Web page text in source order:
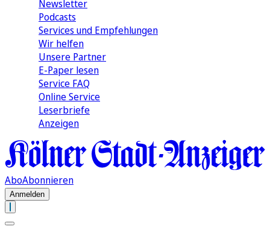
Newsletter
Podcasts
Services und Empfehlungen
Wir helfen
Unsere Partner
E-Paper lesen
Service FAQ
Online Service
Leserbriefe
Anzeigen
AboAbonnieren
Anmelden